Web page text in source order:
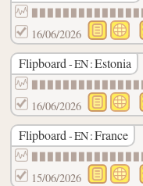
16/06/2026
Flipboard - EN :Estonia
16/06/2026
Flipboard - EN :France
15/06/2026